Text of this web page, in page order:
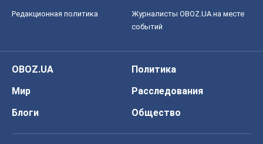
Редакционная политика
Журналисты OBOZ.UA на месте
событий
OBOZ.UA
Политика
Мир
Расследования
Блоги
Общество